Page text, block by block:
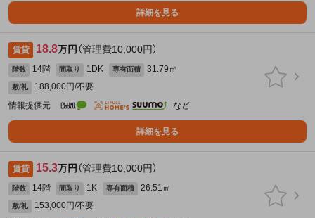
詳細を見る
賃貸 18.8万円 （管理費10,000円）
階数 14階 間取り 1DK 専有面積 31.79㎡
敷/礼
188,000円/不要
情報提供元
など
詳細を見る
賃貸 15.3万円 （管理費10,000円）
階数 14階 間取り 1K 専有面積 26.51㎡
敷/礼
153,000円/不要